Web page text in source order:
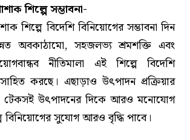
শিল্পে সম্ভাবনা-
শিল্পে বিদেশি বিনিয়োগের সম্ভাবনা দিন
অবকাঠামো, সহজলভ্য শ্রমশক্তি এবং
নীতিমালা এই শিল্পে বিদেশি
করছে। এছাড়াও উৎপাদন প্রক্রিয়ার
টেকসই উৎপাদনের দিকে আরও মনোযোগ
বিনিয়োগের সুযোগ আরও বৃদ্ধি পাবে।